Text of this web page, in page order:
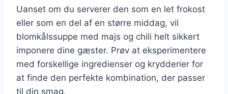
Uanset om du serverer den som en let frokost
eller som en del af en større middag, vil
blomkålssuppe med majs og chili helt sikkert
imponere dine gæster. Prøv at eksperimentere
med forskellige ingredienser og krydderier for
at finde den perfekte kombination, der passer
til din smag.